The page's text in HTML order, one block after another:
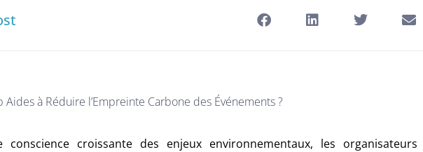
Aides à Réduire l’Empreinte Carbone des Événements ?
croissante des enjeux environnementaux, les organisateurs